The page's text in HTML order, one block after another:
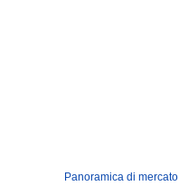
Panoramica di mercato